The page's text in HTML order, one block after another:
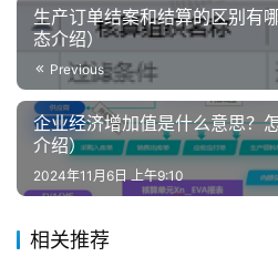
生产订单结案和结算的区别有
态介绍）
Previous
企业经济增加值是什么意思？
介绍）
2024年11月6日 上午9:10
相关推荐